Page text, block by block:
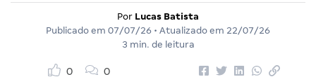
Por Lucas Batista
Publicado em 07/07/26 • Atualizado em 22/07/26
3 min. de leitura
0 0